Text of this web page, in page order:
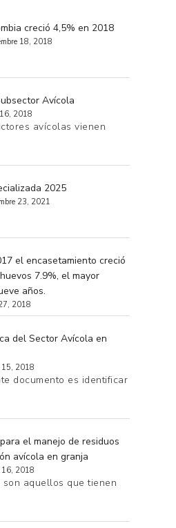
creció 4,5% en 2018
18, 2018
Avícola
2018
avícolas vienen
2025
23, 2021
el encasetamiento creció
7.9%, el mayor
años.
2018
del Sector Avícola en
15, 2018
documento es identificar
el manejo de residuos
avícola en granja
16, 2018
aquellos que tienen